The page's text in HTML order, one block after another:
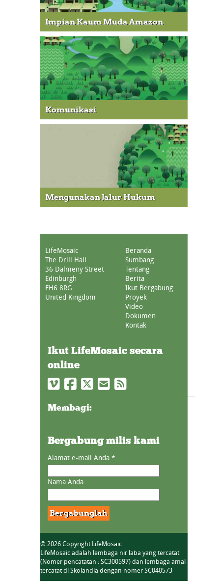
Impian Kaum Muda Amazon
Komunikasi
Mengunakan Jalur Hukum
LifeMosaic
The Drill Hall
36 Dalmeny Street
Edinburgh
EH6 8RG
United Kingdom
Beranda
Sumbang
Tentang
Berita
Ikut Bergabung
Proyek
Video
Dokumen
Kontak
Ikut LifeMosaic secara
online
Membagi:
Bergabung milis kami
Alamat e-mail Anda *
Nama Anda
© 2026 Copyright LifeMosaic
LifeMosaic adalah lembaga nir laba yang tercatat
(Nomer pencatatan : SC300597) dan lembaga amal
tercatat di Skolandia dengan nomer SC040573